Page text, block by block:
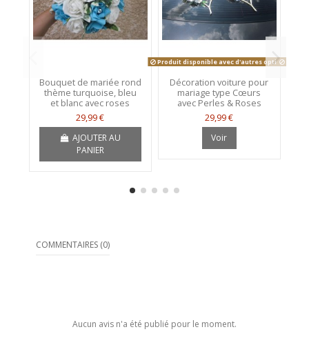
Bouquet de mariée rond
thème turquoise, bleu
et blanc avec roses
29,99 €
AJOUTER AU
PANIER
Produit disponible avec d'autres options
Décoration voiture pour
mariage type Cœurs
avec Perles & Roses
29,99 €
Voir
COMMENTAIRES (0)
Aucun avis n'a été publié pour le moment.